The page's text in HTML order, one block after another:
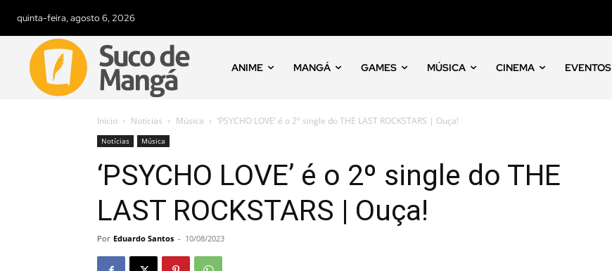
quinta-feira, agosto 6, 2026
ANIME MANGÁ GAMES MÚSICA CINEMA EVENTOS
Início Notícias Música ‘PSYCHO LOVE’ é o 2º single do THE LAST ROCKSTARS | Ouça!
Notícias Música
‘PSYCHO LOVE’ é o 2º single do THE
LAST ROCKSTARS | Ouça!
Por Eduardo Santos - 10/08/2023